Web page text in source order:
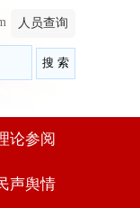
人员查询
论参阅
声舆情